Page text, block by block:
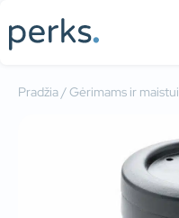
Pradžia/Gėrimams ir maistui